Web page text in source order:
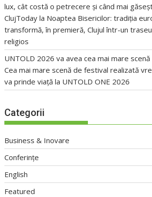
lux, cât costă o petrecere și când mai
ClujToday la Noaptea Bisericilor: tradiția
transformă, în premieră, Clujul într-un
religios
UNTOLD 2026 va avea cea mai mare scenă
Cea mai mare scenă de festival realizată
va prinde viață la UNTOLD ONE 2026
Categorii
Business & Inovare
Conferințe
English
Featured